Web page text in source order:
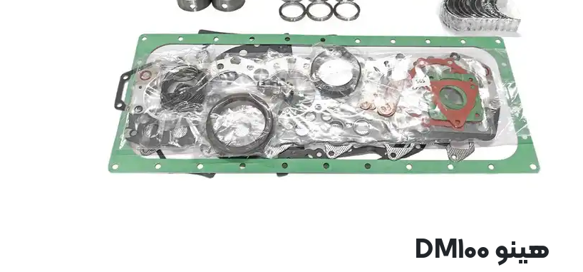
هینو DM100